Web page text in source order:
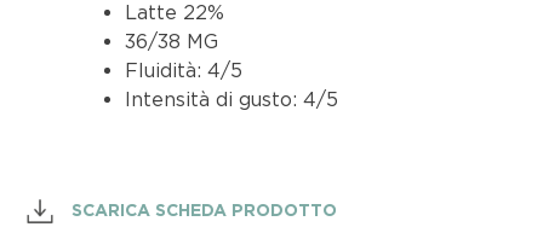
Latte 22%
36/38 MG
Fluidità: 4/5
Intensità di gusto: 4/5
SCARICA SCHEDA PRODOTTO